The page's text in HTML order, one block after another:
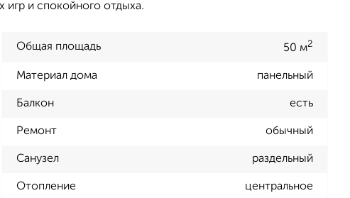
игр и спокойного отдыха.
Общая площадь 50 м2
Материал дома панельный
Балкон есть
Ремонт обычный
Санузел раздельный
Отопление центральное